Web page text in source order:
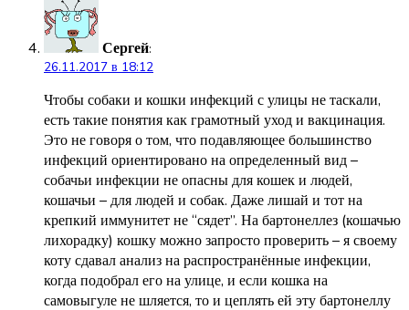
Сергей:
26.11.2017 в 18:12
Чтобы собаки и кошки инфекций с улицы не таскали,
есть такие понятия как грамотный уход и вакцинация.
Это не говоря о том, что подавляющее большинство
инфекций ориентировано на определенный вид –
собачьи инфекции не опасны для кошек и людей,
кошачьи – для людей и собак. Даже лишай и тот на
крепкий иммунитет не “сядет”. На бартонеллез (кошачью
лихорадку) кошку можно запросто проверить – я своему
коту сдавал анализ на распространённые инфекции,
когда подобрал его на улице, и если кошка на
самовыгуле не шляется, то и цеплять ей эту бартонеллу